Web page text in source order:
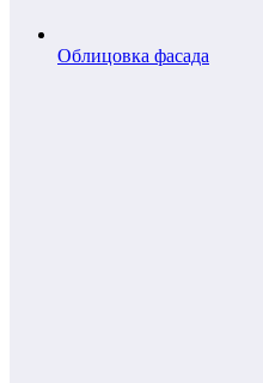
Облицовка фасада